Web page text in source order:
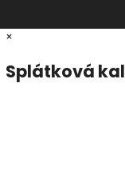
×
Splátková